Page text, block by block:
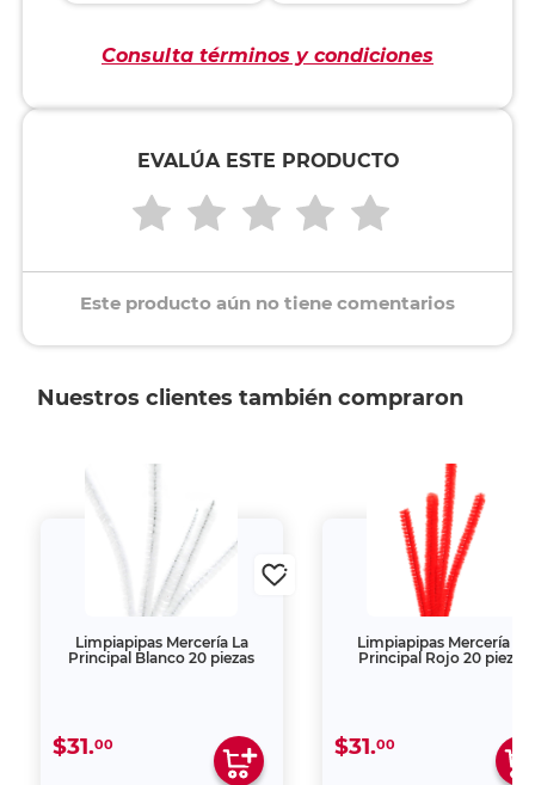
Consulta términos y condiciones
EVALÚA ESTE PRODUCTO
Este producto aún no tiene comentarios
Nuestros clientes también compraron
Limpiapipas Mercería La
Principal Blanco 20 piezas
$31.00
Limpiapipas Mercería La
Principal Rojo 20 piezas
$31.00